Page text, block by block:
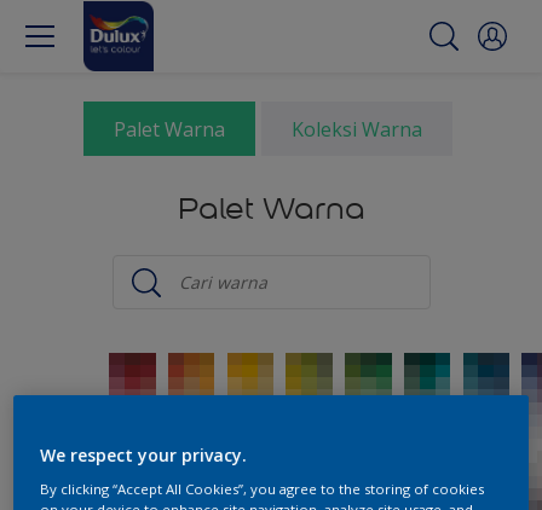
Palet Warna Koleksi Warna
Palet Warna
We respect your privacy.
By clicking “Accept All Cookies”, you agree to the storing of cookies